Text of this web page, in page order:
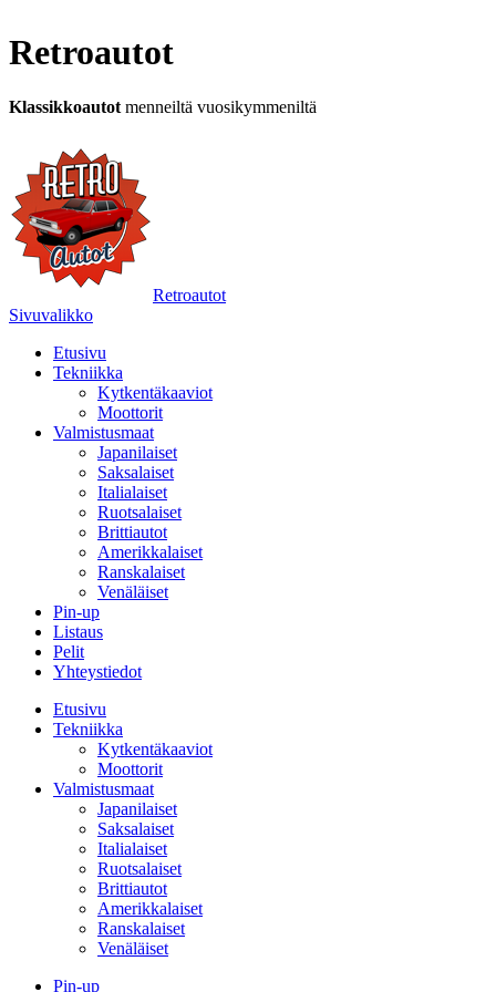
Retroautot
Klassikkoautot menneiltä vuosikymmeniltä
Retroautot
Sivuvalikko
Etusivu
Tekniikka
Kytkentäkaaviot
Moottorit
Valmistusmaat
Japanilaiset
Saksalaiset
Italialaiset
Ruotsalaiset
Brittiautot
Amerikkalaiset
Ranskalaiset
Venäläiset
Pin-up
Listaus
Pelit
Yhteystiedot
Etusivu
Tekniikka
Kytkentäkaaviot
Moottorit
Valmistusmaat
Japanilaiset
Saksalaiset
Italialaiset
Ruotsalaiset
Brittiautot
Amerikkalaiset
Ranskalaiset
Venäläiset
Pin-up